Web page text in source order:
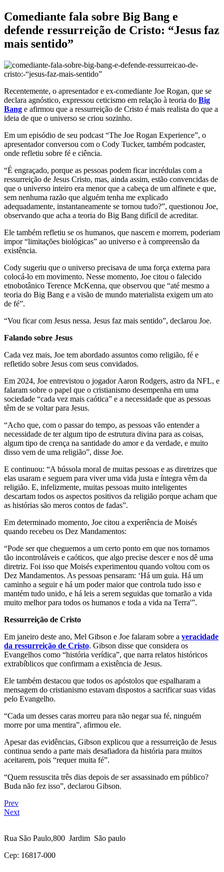
Comediante fala sobre Big Bang e
defende ressurreição de Cristo: “Jesus faz
mais sentido”
Recentemente, o apresentador e ex-comediante Joe Rogan, que se
declara agnóstico, expressou ceticismo em relação à teoria do Big
Bang e afirmou que a ressurreição de Cristo é mais realista do que a
ideia de que o universo se criou sozinho.
Em um episódio de seu podcast “The Joe Rogan Experience”, o
apresentador conversou com o Cody Tucker, também podcaster,
onde refletiu sobre fé e ciência.
“É engraçado, porque as pessoas podem ficar incrédulas com a
ressurreição de Jesus Cristo, mas, ainda assim, estão convencidas de
que o universo inteiro era menor que a cabeça de um alfinete e que,
sem nenhuma razão que alguém tenha me explicado
adequadamente, instantaneamente se tornou tudo?”, questionou Joe,
observando que acha a teoria do Big Bang difícil de acreditar.
Ele também refletiu se os humanos, que nascem e morrem, poderiam
impor “limitações biológicas” ao universo e à compreensão da
existência.
Cody sugeriu que o universo precisava de uma força externa para
colocá-lo em movimento. Nesse momento, Joe citou o falecido
etnobotânico Terence McKenna, que observou que “até mesmo a
teoria do Big Bang e a visão de mundo materialista exigem um ato
de fé”.
“Vou ficar com Jesus nessa. Jesus faz mais sentido”, declarou Joe.
Falando sobre Jesus
Cada vez mais, Joe tem abordado assuntos como religião, fé e
refletido sobre Jesus com seus convidados.
Em 2024, Joe entrevistou o jogador Aaron Rodgers, astro da NFL, e
falaram sobre o papel que o cristianismo desempenha em uma
sociedade “cada vez mais caótica” e a necessidade que as pessoas
têm de se voltar para Jesus.
“Acho que, com o passar do tempo, as pessoas vão entender a
necessidade de ter algum tipo de estrutura divina para as coisas,
algum tipo de crença na santidade do amor e da verdade, e muito
disso vem de uma religião”, disse Joe.
E continuou: “A bússola moral de muitas pessoas e as diretrizes que
elas usaram e seguem para viver uma vida justa e íntegra vêm da
religião. E, infelizmente, muitas pessoas muito inteligentes
descartam todos os aspectos positivos da religião porque acham que
as histórias são meros contos de fadas”.
Em determinado momento, Joe citou a experiência de Moisés
quando recebeu os Dez Mandamentos:
“Pode ser que cheguemos a um certo ponto em que nos tornamos
tão incontroláveis ​​e caóticos, que algo precise descer e nos dê uma
diretriz. Foi isso que Moisés experimentou quando voltou com os
Dez Mandamentos. As pessoas pensaram: ‘Há um guia. Há um
caminho a seguir e há um poder maior que controla tudo isso e
mantém tudo unido, e há leis a serem seguidas que tornarão a vida
muito melhor para todos os humanos e toda a vida na Terra'”.
Ressurreição de Cristo
Em janeiro deste ano, Mel Gibson e Joe falaram sobre a veracidade
da ressurreição de Cristo. Gibson disse que considera os
Evangelhos como “história verídica”, que narra relatos históricos
extrabíblicos que confirmam a existência de Jesus.
Ele também destacou que todos os apóstolos que espalharam a
mensagem do cristianismo estavam dispostos a sacrificar suas vidas
pelo Evangelho.
“Cada um desses caras morreu para não negar sua fé, ninguém
morre por uma mentira”, afirmou ele.
Apesar das evidências, Gibson explicou que a ressurreição de Jesus
continua sendo a parte mais desafiadora da história para muitos
aceitarem, pois “requer muita fé”.
“Quem ressuscita três dias depois de ser assassinado em público?
Buda não fez isso”, declarou Gibson.
Prev
Next
Rua São Paulo,800 Jardim São paulo
Cep: 16817-000